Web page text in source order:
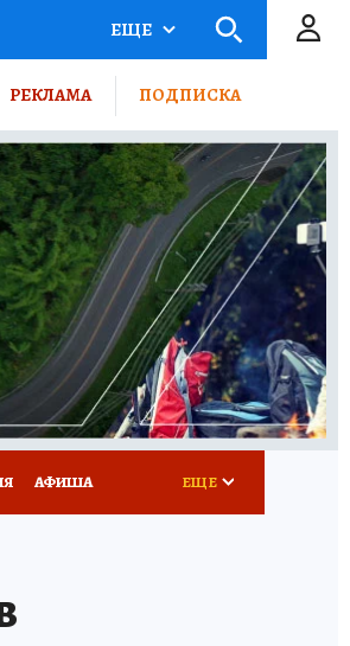
О КП
ЕЩЕ
РЕКЛАМА ПОДПИСКА
АФИША ЕЩЕ